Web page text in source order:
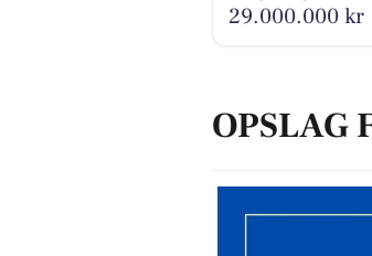
29.000.000 kr
OPSLAG